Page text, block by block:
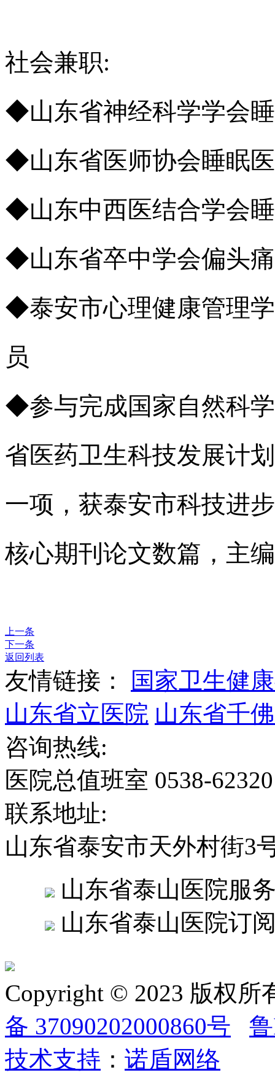
社会兼职:
◆山东省神经科学学会
◆山东省医师协会睡眠
◆山东中西医结合学会
◆山东省卒中学会偏头
◆泰安市心理健康管理
员
◆参与完成国家自然科
省医药卫生科技发展计
一项，获泰安市科技进
核心期刊论文数篇，主
上一条
下一条
返回列表
友情链接：
国家卫生健
山东省立医院 山东省千
咨询热线:
医院总值班室 0538-
联系地址:
山东省泰安市天外村街3
山东省泰山医院服
山东省泰山医院订
Copyright © 2023 版权
备 37090202000860号
技术支持 ： 诺盾网络